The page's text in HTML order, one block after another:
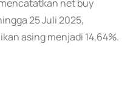
net buy
25 Juli 2025,
asing menjadi 14,64%.